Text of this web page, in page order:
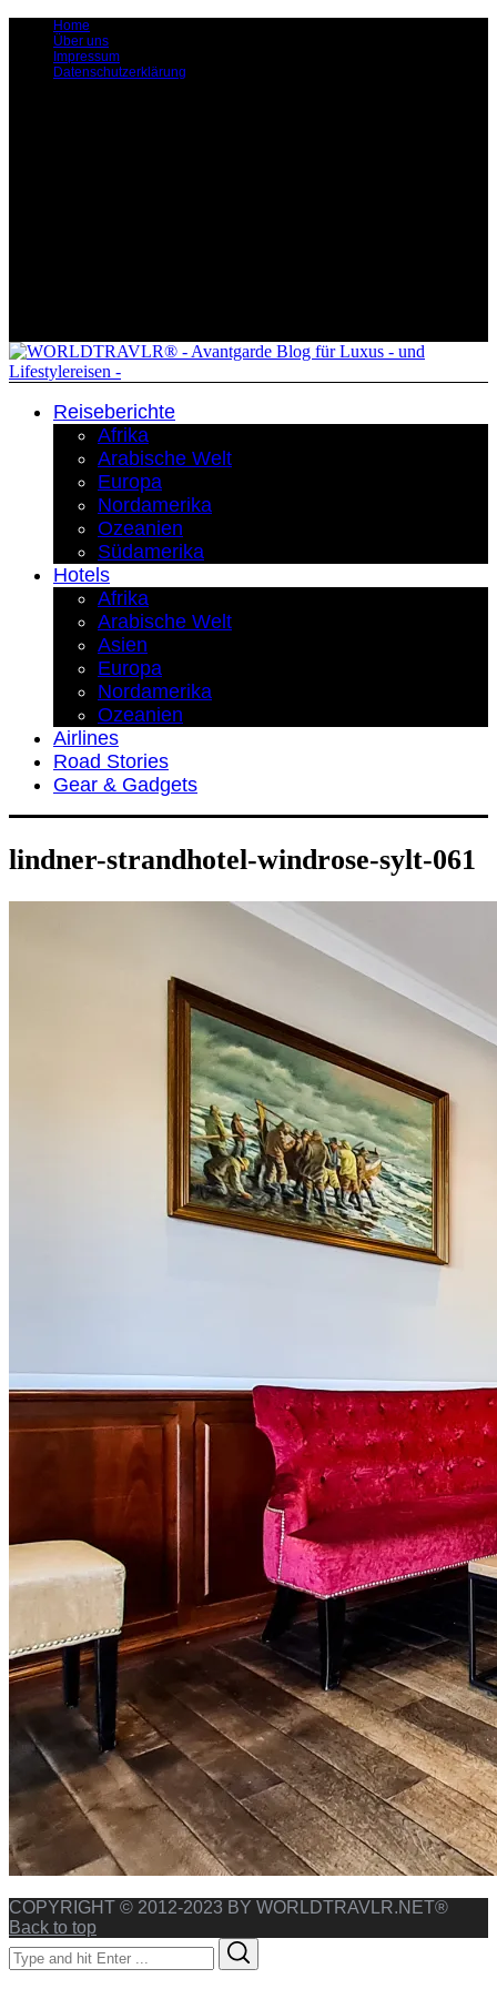
Home
Über uns
Impressum
Datenschutzerklärung
Reiseberichte
Afrika
Arabische Welt
Europa
Nordamerika
Ozeanien
Südamerika
Hotels
Afrika
Arabische Welt
Asien
Europa
Nordamerika
Ozeanien
Airlines
Road Stories
Gear & Gadgets
lindner-strandhotel-windrose-sylt-061
COPYRIGHT © 2012-2023 BY WORLDTRAVLR.NET®
Back to top
Search
for: